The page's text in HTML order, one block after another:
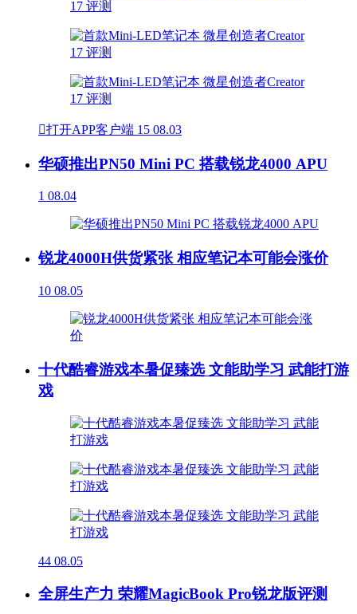
打开APP客户端 15 08.03
华硕推出PN50 Mini PC 搭载锐龙4000 APU
1 08.04
锐龙4000H供货紧张 相应笔记本可能会涨价
10 08.05
十代酷睿游戏本暑促臻选 文能助学习 武能打游
戏
44 08.05
全屏生产力 荣耀MagicBook Pro锐龙版评测